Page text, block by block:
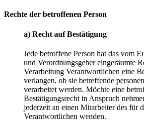
Rechte der betroffenen Person
a) Recht auf Bestätigung
Jede betroffene Person hat das vom
und Verordnungsgeber eingeräumte
Verarbeitung Verantwortlichen eine
verlangen, ob sie betreffende
verarbeitet werden. Möchte eine
Bestätigungsrecht in Anspruch
jederzeit an einen Mitarbeiter des für
Verantwortlichen wenden.